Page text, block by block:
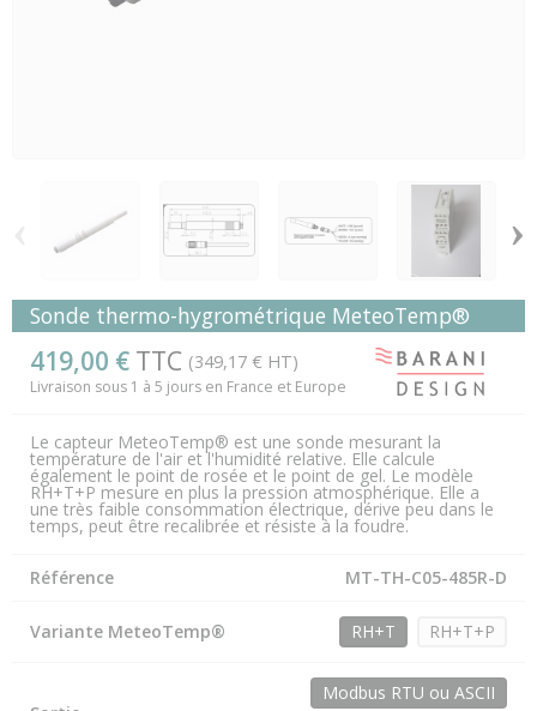
›
Sonde thermo-hygrométrique MeteoTemp®
419,00 € TTC (349,17 € HT)
Livraison sous 1 à 5 jours en France et Europe
Le capteur MeteoTemp® est une sonde mesurant la
température de l'air et l'humidité relative. Elle calcule
également le point de rosée et le point de gel. Le modèle
RH+T+P mesure en plus la pression atmosphérique. Elle a
une très faible consommation électrique, dérive peu dans le
temps, peut être recalibrée et résiste à la foudre.
Référence MT-TH-C05-485R-D
Variante MeteoTemp® RH+T RH+T+P
Modbus RTU ou ASCII